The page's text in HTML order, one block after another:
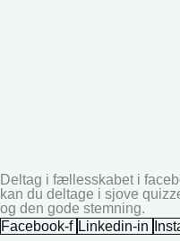
Deltag i fællesskabet i
kan du deltage i sjove
og den gode stemning.
Facebook-f Linkedin-in